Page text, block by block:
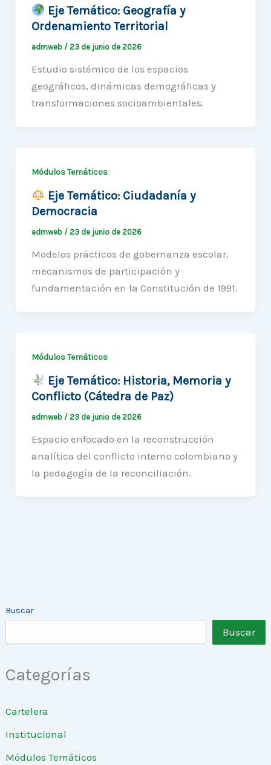
Buscar
Buscar
Categorías
Cartelera
Institucional
Módulos Temáticos
Eje Temático: Geografía y
Ordenamiento Territorial
admweb / 23 de junio de 2026
Estudio sistémico de los espacios
geográficos, dinámicas demográficas y
transformaciones socioambientales.
Módulos Temáticos
Eje Temático: Ciudadanía y
Democracia
admweb / 23 de junio de 2026
Modelos prácticos de gobernanza escolar,
mecanismos de participación y
fundamentación en la Constitución de 1991.
Módulos Temáticos
Eje Temático: Historia, Memoria y
Conflicto (Cátedra de Paz)
admweb / 23 de junio de 2026
Espacio enfocado en la reconstrucción
analítica del conflicto interno colombiano y
la pedagogía de la reconciliación.